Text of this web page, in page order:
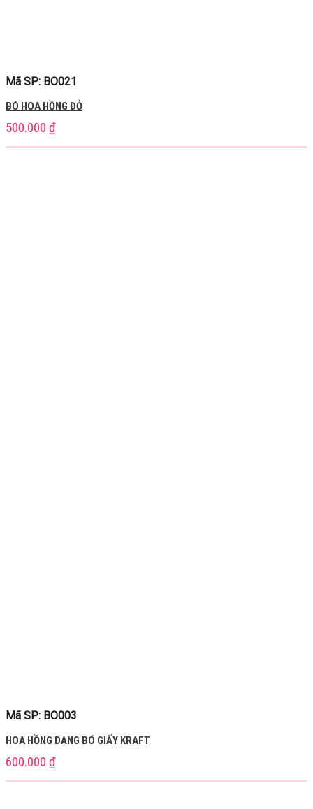
Mã SP: BO021
BÓ HOA HỒNG ĐỎ
500.000 ₫
Mã SP: BO003
HOA HỒNG DẠNG BÓ GIẤY KRAFT
600.000 ₫